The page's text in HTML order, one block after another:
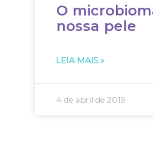
O
nossa pele
LEIA MAIS »
4 de abril de 2019